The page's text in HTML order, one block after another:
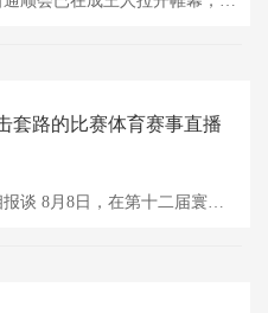
套路的比赛体育赛事直播